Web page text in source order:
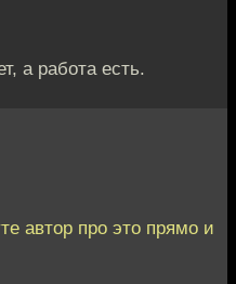
а работа есть.
автор про это прямо и